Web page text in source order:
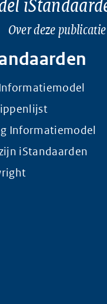
Over deze publicatie
Informatiemodel
Informatiemodel
iStandaarden